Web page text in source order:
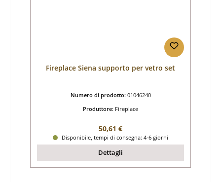
Fireplace Siena supporto per vetro set
Numero di prodotto: 01046240
Produttore: Fireplace
Prezzo normale:
50,61 €
Disponibile, tempi di consegna: 4-6 giorni
Dettagli